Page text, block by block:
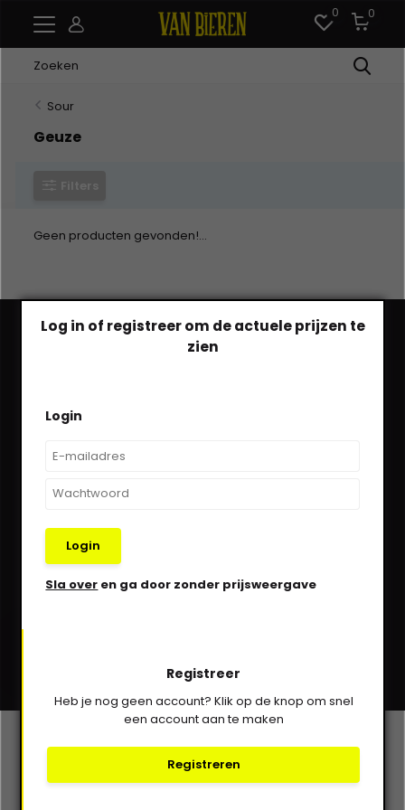
0 0
Log in of registreer om de actuele prijzen te
zien
Login
Login
Sla over en ga door zonder prijsweergave
Registreer
Heb je nog geen account? Klik op de knop om snel
een account aan te maken
Registreren
Sour
Geuze
Geen producten gevonden!...
We helpen je graag via Whatsapp!
Kom in contact!
030-6332929
verkoop@vanbieren.nl
* Lees hier de wettelijke beperkingen
Klantenservice